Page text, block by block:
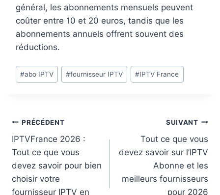
général, les abonnements mensuels peuvent
coûter entre 10 et 20 euros, tandis que les
abonnements annuels offrent souvent des
réductions.
#abo IPTV #fournisseur IPTV #IPTV France
PRÉCÉDENT
IPTVFrance 2026 :
Tout ce que vous
devez savoir pour bien
choisir votre
fournisseur IPTV en
SUIVANT
Tout ce que vous
devez savoir sur l’IPTV
Abonne et les
meilleurs fournisseurs
pour 2026